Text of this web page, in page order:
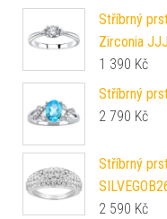
Stříbrný
Zirconia
1 390 Kč
Stříbrný
2 790 Kč
Stříbrný
2 590 Kč